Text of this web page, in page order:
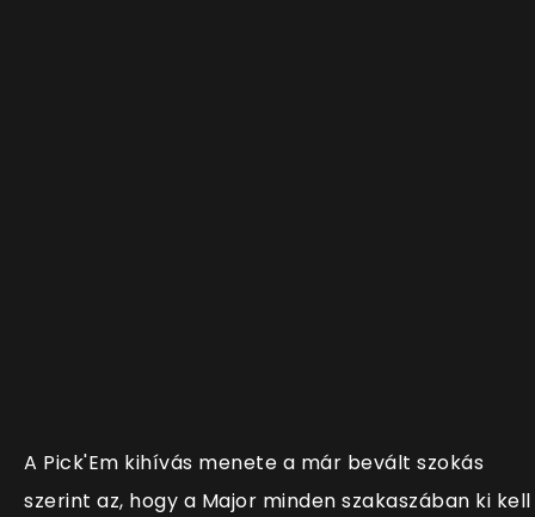
A Pick'Em kihívás menete a már bevált szokás
szerint az, hogy a Major minden szakaszában ki kell